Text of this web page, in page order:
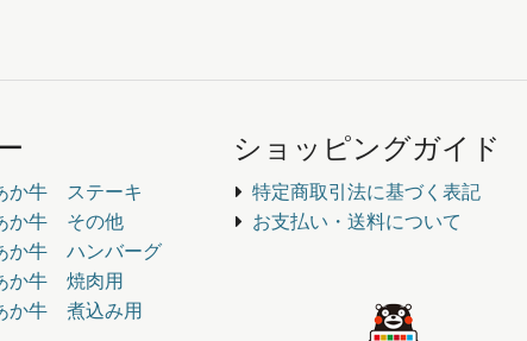
か牛 ステーキ
か牛 その他
か牛 ハンバーグ
か牛 焼肉用
か牛 煮込み用
ショッピングガイド
特定商取引法に基づく表記
お支払い・送料について